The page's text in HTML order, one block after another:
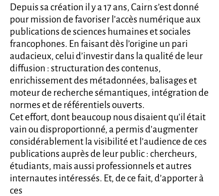
Depuis sa création il y a 17 ans, Cairn s’est donné
pour mission de favoriser l’accès numérique aux
publications de sciences humaines et sociales
francophones. En faisant dès l’origine un pari
audacieux, celui d’investir dans la qualité de leur
diffusion : structuration des contenus,
enrichissement des métadonnées, balisages et
moteur de recherche sémantiques, intégration de
normes et de référentiels ouverts.
Cet effort, dont beaucoup nous disaient qu’il était
vain ou disproportionné, a permis d’augmenter
considérablement la visibilité et l’audience de ces
publications auprès de leur public : chercheurs,
étudiants, mais aussi professionnels et autres
internautes intéressés. Et, de ce fait, d’apporter à
ces